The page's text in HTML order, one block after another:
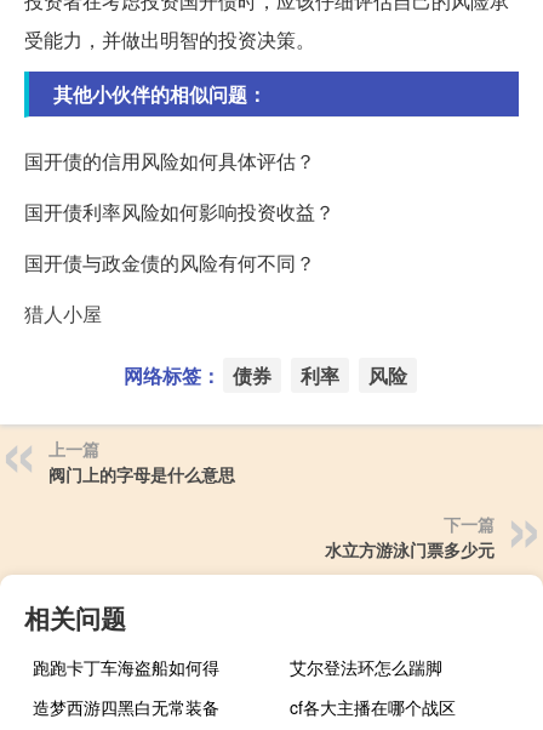
受能力，并做出明智的投资决策。
其他小伙伴的相似问题：
国开债的信用风险如何具体评估？
国开债利率风险如何影响投资收益？
国开债与政金债的风险有何不同？
猎人小屋
网络标签： 债券 利率 风险
上一篇
阀门上的字母是什么意思
下一篇
水立方游泳门票多少元
相关问题
跑跑卡丁车海盗船如何得
艾尔登法环怎么踹脚
造梦西游四黑白无常装备
cf各大主播在哪个战区